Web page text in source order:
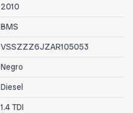
2010
BMS
VSSZZZ6JZAR105053
Negro
Diesel
1.4 TDI